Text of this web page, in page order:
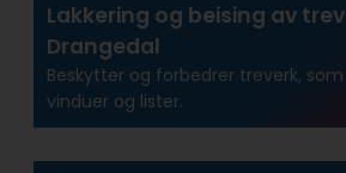
Lakkering og beising av
Drangedal
Beskytter og forbedrer treverk, som
vinduer og lister.